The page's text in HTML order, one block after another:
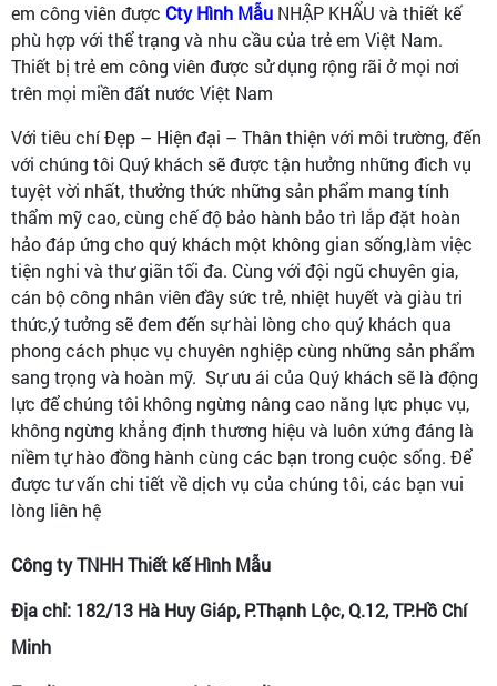
em công viên được Cty Hình Mẫu NHẬP KHẨU và thiết kế
phù hợp với thể trạng và nhu cầu của trẻ em Việt Nam.
Thiết bị trẻ em công viên được sử dụng rộng rãi ở mọi nơi
trên mọi miền đất nước Việt Nam
Với tiêu chí Đẹp – Hiện đại – Thân thiện với môi trường, đến
với chúng tôi Quý khách sẽ được tận hưởng những đich vụ
tuyệt vời nhất, thưởng thức những sản phẩm mang tính
thẩm mỹ cao, cùng chế độ bảo hành bảo trì lắp đặt hoàn
hảo đáp ứng cho quý khách một không gian sống,làm việc
tiện nghi và thư giãn tối đa. Cùng với đội ngũ chuyên gia,
cán bộ công nhân viên đầy sức trẻ, nhiệt huyết và giàu tri
thức,ý tưởng sẽ đem đến sự hài lòng cho quý khách qua
phong cách phục vụ chuyên nghiệp cùng những sản phẩm
sang trọng và hoàn mỹ. Sự ưu ái của Quý khách sẽ là động
lực để chúng tôi không ngừng nâng cao năng lực phục vụ,
không ngừng khẳng định thương hiệu và luôn xứng đáng là
niềm tự hào đồng hành cùng các bạn trong cuộc sống. Để
được tư vấn chi tiết về dịch vụ của chúng tôi, các bạn vui
lòng liên hệ
Công ty TNHH Thiết kế Hình Mẫu
Địa chỉ: 182/13 Hà Huy Giáp, P.Thạnh Lộc, Q.12, TP.Hồ Chí
Minh